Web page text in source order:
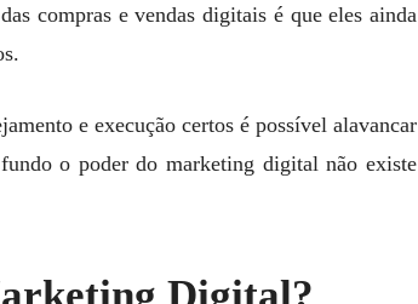
compras e vendas digitais é que eles ainda
e execução certos é possível alavancar
o poder do marketing digital não existe